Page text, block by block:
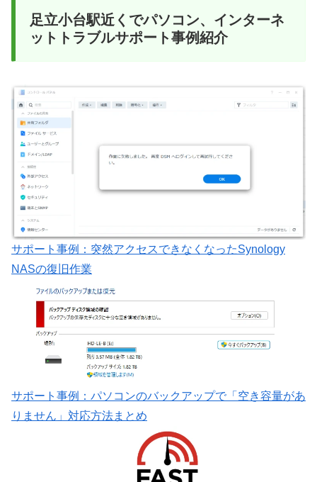
足立小台駅近くでパソコン、インターネ
ットトラブルサポート事例紹介
サポート事例：突然アクセスできなくなったSynology
NASの復旧作業
サポート事例：パソコンのバックアップで「空き容量があ
りません」対応方法まとめ